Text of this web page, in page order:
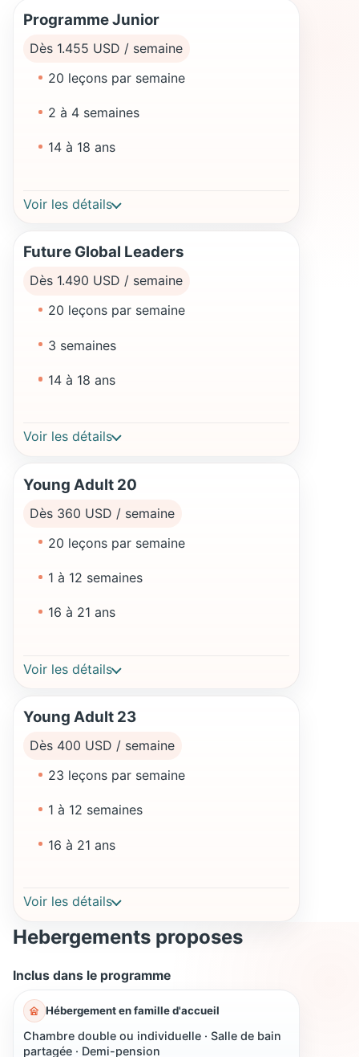
Programme Junior
Dès 1.455 USD / semaine
20 leçons par semaine
2 à 4 semaines
14 à 18 ans
Voir les détails
Future Global Leaders
Dès 1.490 USD / semaine
20 leçons par semaine
3 semaines
14 à 18 ans
Voir les détails
Young Adult 20
Dès 360 USD / semaine
20 leçons par semaine
1 à 12 semaines
16 à 21 ans
Voir les détails
Young Adult 23
Dès 400 USD / semaine
23 leçons par semaine
1 à 12 semaines
16 à 21 ans
Voir les détails
Hebergements proposes
Inclus dans le programme
Hébergement en famille d'accueil
Chambre double ou individuelle · Salle de bain
partagée · Demi-pension